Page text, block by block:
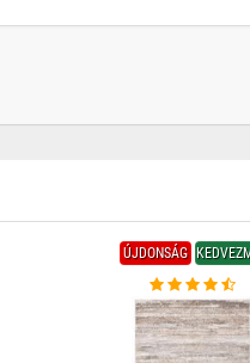
ÚJDONSÁG